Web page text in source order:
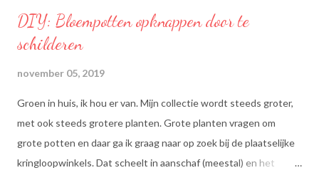
DIY: Bloempotten opknappen door te
schilderen
november 05, 2019
Groen in huis, ik hou er van. Mijn collectie wordt steeds groter,
met ook steeds grotere planten. Grote planten vragen om
grote potten en daar ga ik graag naar op zoek bij de plaatselijke
kringloopwinkels. Dat scheelt in aanschaf (meestal) en het